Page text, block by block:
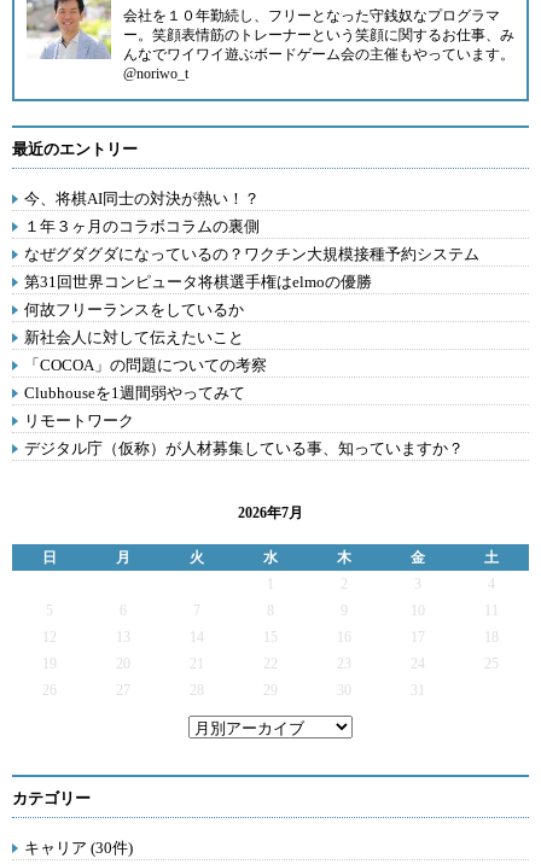
会社を１０年勤続し、フリーとなった守銭奴なプログラマ
ー。笑顔表情筋のトレーナーという笑顔に関するお仕事、み
んなでワイワイ遊ぶボードゲーム会の主催もやっています。
@noriwo_t
最近のエントリー
今、将棋AI同士の対決が熱い！？
１年３ヶ月のコラボコラムの裏側
なぜグダグダになっているの？ワクチン大規模接種予約システム
第31回世界コンピュータ将棋選手権はelmoの優勝
何故フリーランスをしているか
新社会人に対して伝えたいこと
「COCOA」の問題についての考察
Clubhouseを1週間弱やってみて
リモートワーク
デジタル庁（仮称）が人材募集している事、知っていますか？
2026年7月
日 月 火 水 木 金
土
2 3
4
5
6 7 9
12
13 14 15 16 17
19
20 21 22 23 24
25
26
27 28 29 30 31
カテゴリー
キャリア (30件)